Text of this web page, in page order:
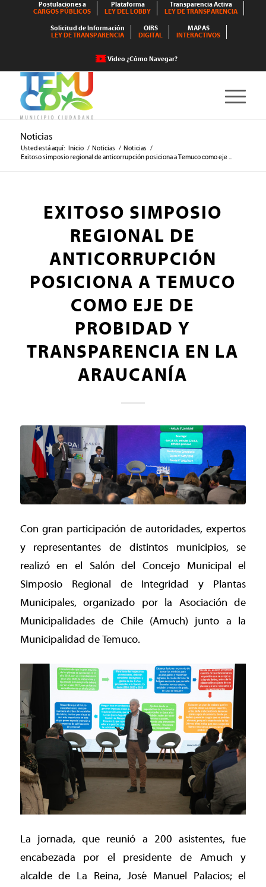
Postulaciones a
CARGOS PÚBLICOS
Plataforma
LEY DEL LOBBY
Transparencia Activa
LEY DE TRANSPARENCIA
Solicitud de Información
LEY DE TRANSPARENCIA
OIRS
DIGITAL
MAPAS
INTERACTIVOS
Video ¿Cómo Navegar?
Noticias
Usted está aquí: Inicio / Noticias / Noticias /
Exitoso simposio regional de anticorrupción posiciona a Temuco como eje ...
EXITOSO SIMPOSIO
REGIONAL DE
ANTICORRUPCIÓN
POSICIONA A TEMUCO
COMO EJE DE
PROBIDAD Y
TRANSPARENCIA EN LA
ARAUCANÍA
Con gran participación de autoridades, expertos
y representantes de distintos municipios, se
realizó en el Salón del Concejo Municipal el
Simposio Regional de Integridad y Plantas
Municipales, organizado por la Asociación de
Municipalidades de Chile (Amuch) junto a la
Municipalidad de Temuco.
La jornada, que reunió a 200 asistentes, fue
encabezada por el presidente de Amuch y
alcalde de La Reina, José Manuel Palacios; el